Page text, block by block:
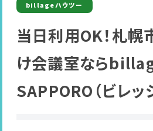
billageハウツー
当日利用OK！札幌
け会議室なら
SAPPORO（ビレッ